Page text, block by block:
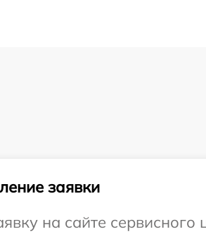
заявки
на сайте